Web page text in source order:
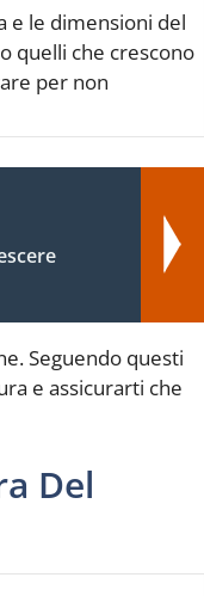
e le dimensioni del
quelli che crescono
per non
Seguendo questi
e assicurarti che
Del